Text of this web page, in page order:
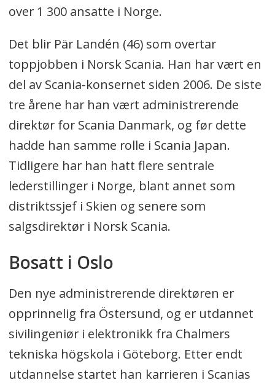
over 1 300 ansatte i Norge.
Det blir Pär Landén (46) som overtar
toppjobben i Norsk Scania. Han har vært en
del av Scania-konsernet siden 2006. De siste
tre årene har han vært administrerende
direktør for Scania Danmark, og før dette
hadde han samme rolle i Scania Japan.
Tidligere har han hatt flere sentrale
lederstillinger i Norge, blant annet som
distriktssjef i Skien og senere som
salgsdirektør i Norsk Scania.
Bosatt i Oslo
Den nye administrerende direktøren er
opprinnelig fra Östersund, og er utdannet
sivilingeniør i elektronikk fra Chalmers
tekniska högskola i Göteborg. Etter endt
utdannelse startet han karrieren i Scanias